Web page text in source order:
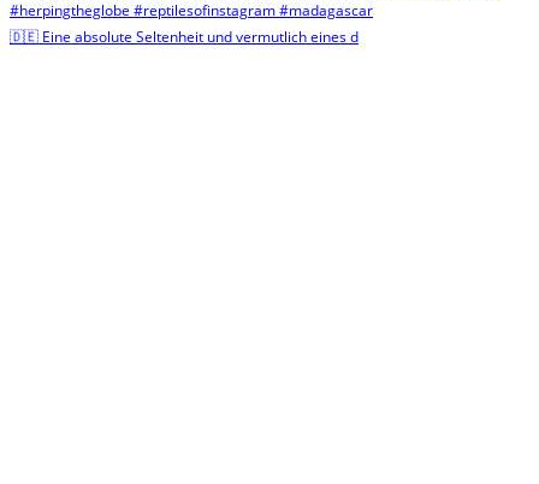
🇩🇪 Eine absolute Seltenheit und vermutlich eines d